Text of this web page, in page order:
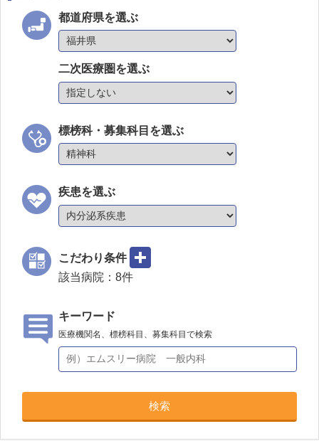
都道府県を選ぶ
二次医療圏を選ぶ
標榜科・募集科目を選ぶ
疾患を選ぶ
こだわり条件
該当病院： 8件
キーワード
医療機関名、標榜科目、募集科目で検索
検索